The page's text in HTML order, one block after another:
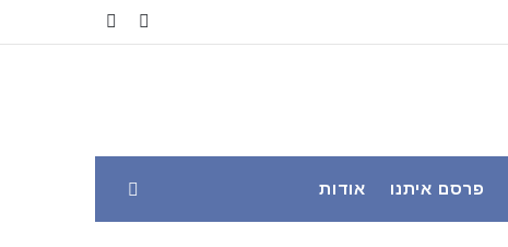
Facebook
פרסם איתנו אודות